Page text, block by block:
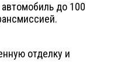
до 100
отделку и